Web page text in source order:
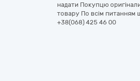
надати Покупцю
товару По всім питанням
+38(068) 425 46 00